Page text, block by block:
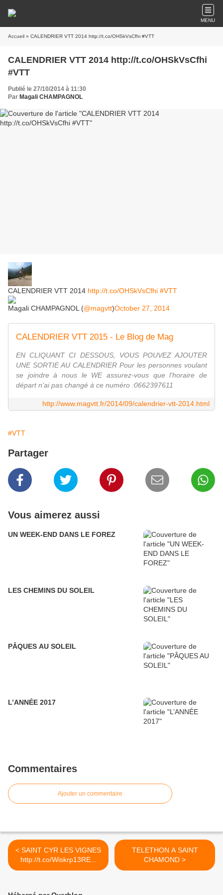
MENU
Accueil » CALENDRIER VTT 2014 http://t.co/OHSkVsCfhi #VTT
CALENDRIER VTT 2014 http://t.co/OHSkVsCfhi
#VTT
Publié le 27/10/2014 à 11:30
Par Magali CHAMPAGNOL
CALENDRIER VTT 2014 http://t.co/OHSkVsCfhi #VTT
Magali CHAMPAGNOL (@magvtt)October 27, 2014
CALENDRIER VTT 2015 - Le Blog de Mag
EN CLIQUANT CI DESSOUS, VOUS POUVEZ AJOUTER
UNE SORTIE AU CALENDRIER Pour les personnes voulant
se joindre à nous le WE assurez-vous que l'horaire de
départ n'ai pas changé à ce numéro :0662397611
http://www.magvtt.fr/2014/09/calendrier-vtt-2014.html
#VTT
Partager
Vous aimerez aussi
UN WEEK-END DANS LE FOREZ
LES CHEMINS DU SOLEIL
PÂQUES AU SOLEIL
L’ANNÉE 2017
Commentaires
Ajouter un commentaire
< SAINT CYR LES VIGNES
http://t.co/Wiskrp13RE...
TELETHON A SAINT
CHAMOND >